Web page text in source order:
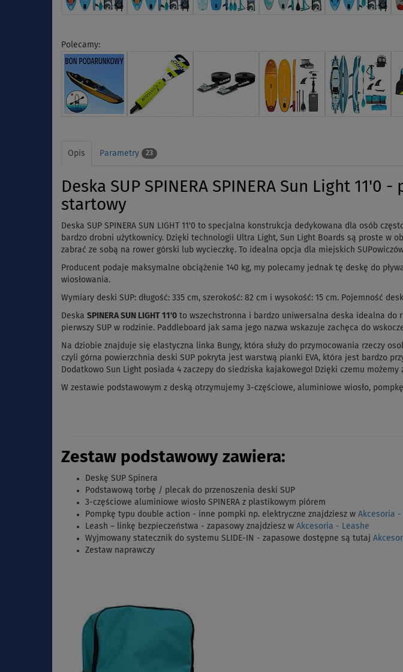
Polecamy:
Opis Parametry 23
Deska SUP SPINERA SPINERA Sun Light
startowy
Deska SUP SPINERA SUN LIGHT 11'0 to specjalna konstrukcja dedykowana dla osób
bardzo drobni użytkownicy. Dzięki technologii Ultra Light, Sun Light Boards są proste w
zabrać ze sobą na rower górski lub wycieczkę. To idealna opcja dla miejskich
Producent podaje maksymalne obciążenie 140 kg, my polecamy jednak tę deskę do
wiosłowania.
Wymiary deski SUP: długość: 335 cm, szerokość: 82 cm i wysokość: 15 cm. Pojemność
Deska SPINERA SUN LIGHT 11'0 to wszechstronna i bardzo uniwersalna deska idealna
pierwszy SUP w rodzinie. Paddleboard jak sama jego nazwa wskazuje zachęca do
Na dziobie znajduje się elastyczna linka Bungy, która służy do przymocowania rzeczy
czyli górna powierzchnia deski SUP pokryta jest warstwą pianki EVA, która jest bardzo
Dodatkowo Sun Light posiada 4 zaczepy do siedziska kajakowego! Dzięki czemu
W zestawie podstawowym z deską otrzymujemy 3-częściowe, aluminiowe wiosło,
Zestaw podstawowy zawiera:
Deskę SUP Spinera
Podstawową torbę / plecak do przenoszenia deski SUP
3-częściowe aluminiowe wiosło SPINERA z plastikowym piórem
Pompkę typu double action - inne pompki np. elektryczne znajdziesz w Akcesoria -
Leash – linkę bezpieczeństwa - zapasowy znajdziesz w Akcesoria - Leashe
Wyjmowany statecznik do systemu SLIDE-IN - zapasowe dostępne są tutaj
Zestaw naprawczy